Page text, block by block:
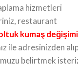
hizmetleri
restaurant
kumaş değişimi
ile adresinizden
belirtmek